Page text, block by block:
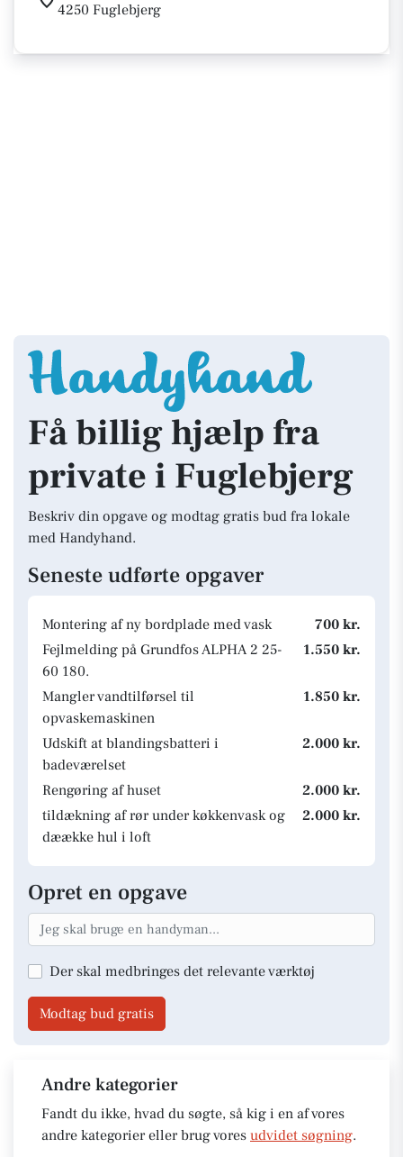
4250 Fuglebjerg
Få billig hjælp fra
private i Fuglebjerg
Beskriv din opgave og modtag gratis bud fra lokale
med Handyhand.
Seneste udførte opgaver
Montering af ny bordplade med vask
700 kr.
Fejlmelding på Grundfos ALPHA 2 25-
60 180.
1.550 kr.
Mangler vandtilførsel til
opvaskemaskinen
1.850 kr.
Udskift at blandingsbatteri i
badeværelset
2.000 kr.
Rengøring af huset
2.000 kr.
tildækning af rør under køkkenvask og
dæække hul i loft
2.000 kr.
Opret en opgave
Der skal medbringes det relevante værktøj
Modtag bud gratis
Andre kategorier
Fandt du ikke, hvad du søgte, så kig i en af vores
andre kategorier eller brug vores udvidet søgning.